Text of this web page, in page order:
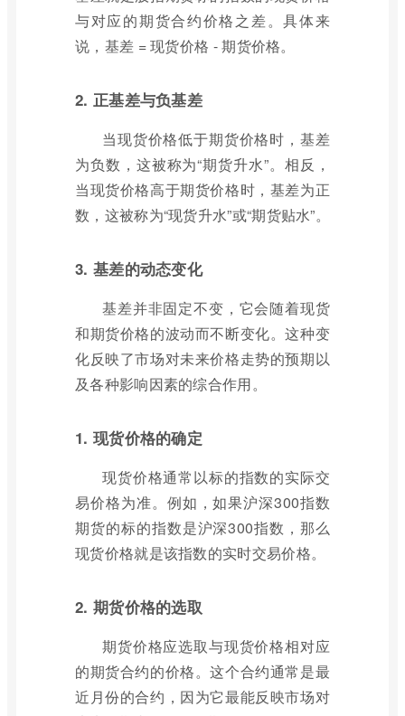
与对应的期货合约价格之差。具体来
说，基差 = 现货价格 - 期货价格。
2. 正基差与负基差
当现货价格低于期货价格时，基差
为负数，这被称为“期货升水”。相反，
当现货价格高于期货价格时，基差为正
数，这被称为“现货升水”或“期货贴水”。
3. 基差的动态变化
基差并非固定不变，它会随着现货
和期货价格的波动而不断变化。这种变
化反映了市场对未来价格走势的预期以
及各种影响因素的综合作用。
1. 现货价格的确定
现货价格通常以标的指数的实际交
易价格为准。例如，如果沪深300指数
期货的标的指数是沪深300指数，那么
现货价格就是该指数的实时交易价格。
2. 期货价格的选取
期货价格应选取与现货价格相对应
的期货合约的价格。这个合约通常是最
近月份的合约，因为它最能反映市场对